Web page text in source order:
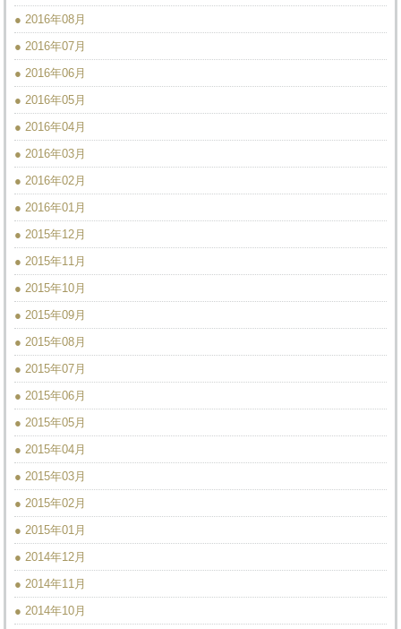
● 2016年08月
● 2016年07月
● 2016年06月
● 2016年05月
● 2016年04月
● 2016年03月
● 2016年02月
● 2016年01月
● 2015年12月
● 2015年11月
● 2015年10月
● 2015年09月
● 2015年08月
● 2015年07月
● 2015年06月
● 2015年05月
● 2015年04月
● 2015年03月
● 2015年02月
● 2015年01月
● 2014年12月
● 2014年11月
● 2014年10月